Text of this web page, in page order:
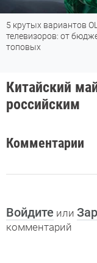
5 крутых вариантов
телевизоров: от
топовых
Китайский
российским
Комментарии
Войдите или
комментарий